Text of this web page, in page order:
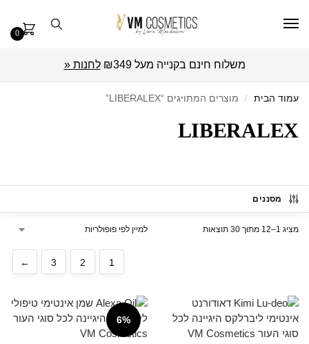
0
משלוח חינם בקנייה מעל ₪349 לחנות «
עמוד הבית / מוצרים המתויגים “LIBERALEX”
LIBERALEX
מסננים
מציג 1–12 מתוך 30 תוצאות
1
2
3
←
6%